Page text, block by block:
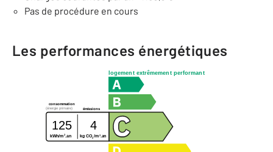
Pas de procédure en cours
Les performances énergétiques
logement extrêmement performant
consommation
émissions
(énergie primaire)
125 4
kWh/m 2 .an kg CO2/m2.an